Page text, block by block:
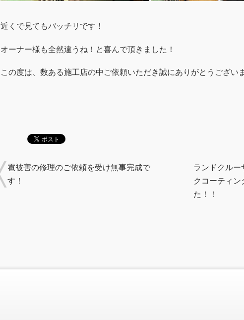
近くで見てもバッチリです！
オーナー様も全然違うね！と喜んで頂きました！
この度は、数ある施工店の中ご依頼いただき誠にありがとうござい
雹被害の修理のご依頼を受け無事完成で
す！
ランドクルー
クコーティン
た！！